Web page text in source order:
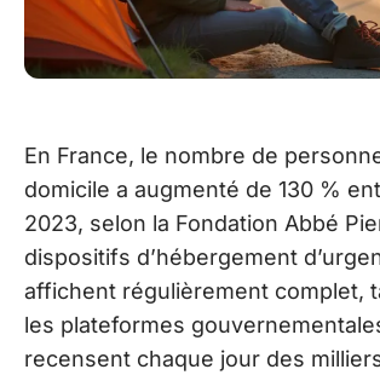
En France, le nombre de
domicile a augmenté de 130 %
2023, selon la Fondation Abbé
dispositifs d’hébergement
affichent régulièrement complet,
les plateformes
recensent chaque jour des